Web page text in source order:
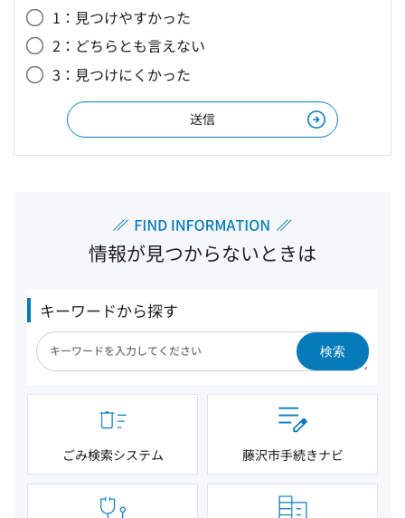
1：見つけやすかった
2：どちらとも言えない
3：見つけにくかった
情報が見つからないときは
キーワードから探す
検索
ごみ検索システム 藤沢市手続きナビ